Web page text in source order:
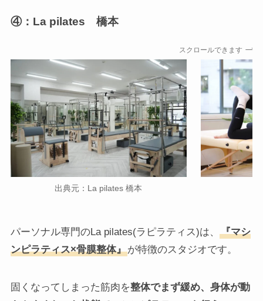
④：La pilates 橋本
スクロールできます
出典元：La pilates 橋本
パーソナル専門のLa pilates(ラピラティス)は、
『マシ
ンピラティス×骨膜整体』が特徴のスタジオです。
固くなってしまった筋肉を整体でまず緩め、身体が動